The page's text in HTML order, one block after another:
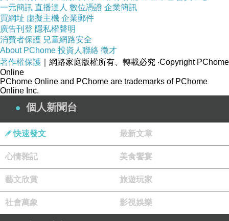
決定哪家以後快點下訂！
像這次的話上網找了一下
的評價還不差～
就儘快衝下去！以免到時候訂不到就哭哭了(尤其
是旅遊旺季更要注意)
而且在HOTELS.COM訂的話訂貴了還能退價
差！沒在怕的！（這點超棒！）
八重家菊城飯店 - 京都 的住宿環境在下面
一元簡訊 直播達人 數位憑證 企業簡訊
買網址 虛擬主機 企業郵件
廣告刊登 隱私權聲明
消費者保護 兒童網路安全
About PChome 投資人聯絡 徵才
著作權保護 ｜網路家庭版權所有、轉載必究 ‧Copyright PChome
Online
PChome Online and PChome are trademarks of PChome
Online Inc.
個人新聞台
快速發文 最新文章
心情雜記 美食饗宴
藝文欣賞 旅遊玩家
社會萬象 影視娛樂